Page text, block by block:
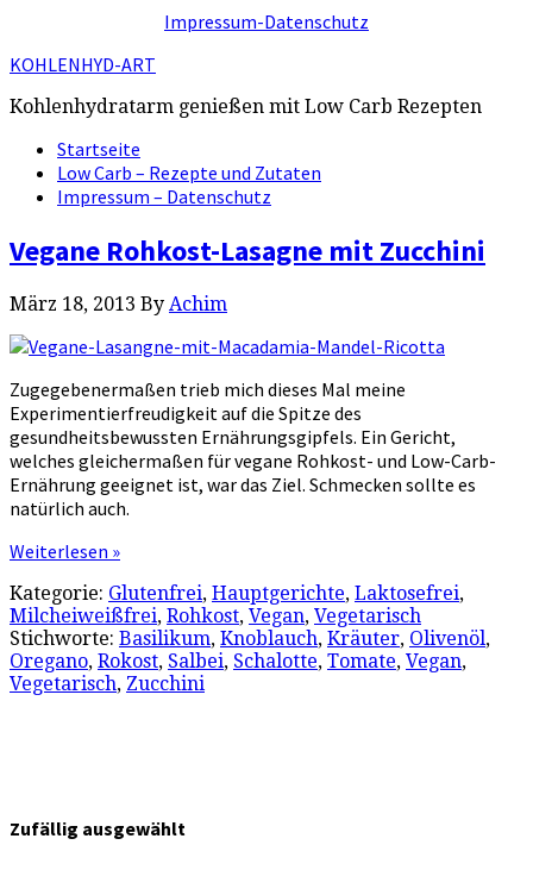
Impressum-Datenschutz
KOHLENHYD-ART
Kohlenhydratarm genießen mit Low Carb Rezepten
Startseite
Low Carb – Rezepte und Zutaten
Impressum – Datenschutz
Vegane Rohkost-Lasagne mit Zucchini
März 18, 2013 By Achim
Zugegebenermaßen trieb mich dieses Mal meine
Experimentierfreudigkeit auf die Spitze des
gesundheitsbewussten Ernährungsgipfels. Ein Gericht,
welches gleichermaßen für vegane Rohkost- und Low-Carb-
Ernährung geeignet ist, war das Ziel. Schmecken sollte es
natürlich auch.
Weiterlesen »
Kategorie: Glutenfrei, Hauptgerichte, Laktosefrei,
Milcheiweißfrei, Rohkost, Vegan, Vegetarisch
Stichworte: Basilikum, Knoblauch, Kräuter, Olivenöl,
Oregano, Rokost, Salbei, Schalotte, Tomate, Vegan,
Vegetarisch, Zucchini
Zufällig ausgewählt